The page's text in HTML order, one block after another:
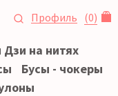
Профиль (0)
Дзи на нитях
Бусы - чокеры